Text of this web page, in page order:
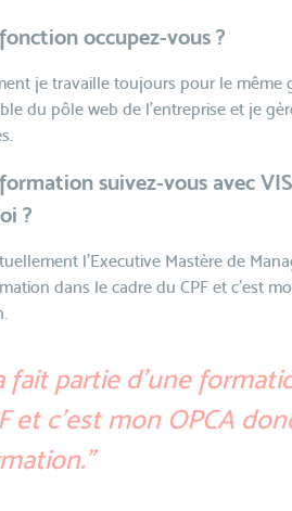
occupez-vous ?
je travaille toujours pour le même
du pôle web de l’entreprise et je
suivez-vous avec
?
l’Executive Mastère de
dans le cadre du CPF et c’est
fait partie d’une
et c’est mon OPCA